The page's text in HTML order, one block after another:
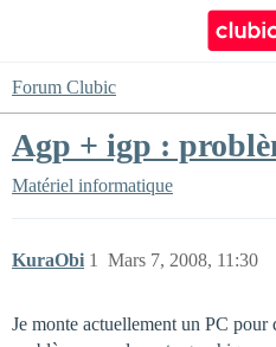
Forum Clubic
Agp + igp :
Matériel informatique
KuraObi Mars 7, 2008, 11:30
1
Je monte actuellement un PC pour